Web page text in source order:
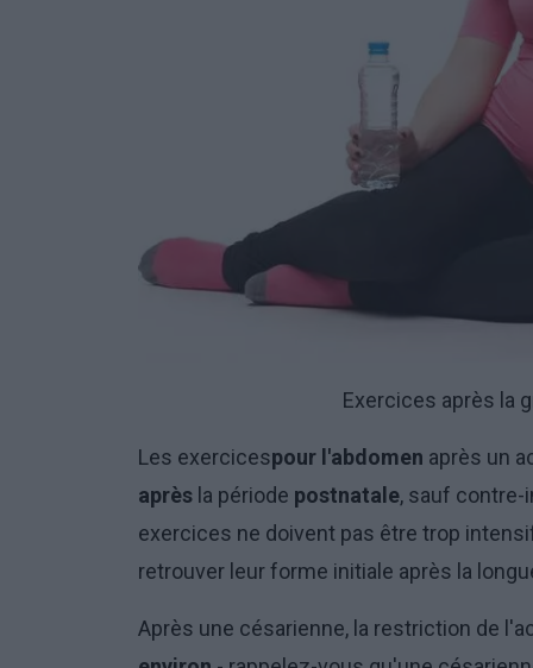
Exercices après la
Les exercicespour l'abdomen après un
après la période postnatale, sauf contre-
exercices ne doivent pas être trop
retrouver leur forme initiale après la
Après une césarienne, la restriction de